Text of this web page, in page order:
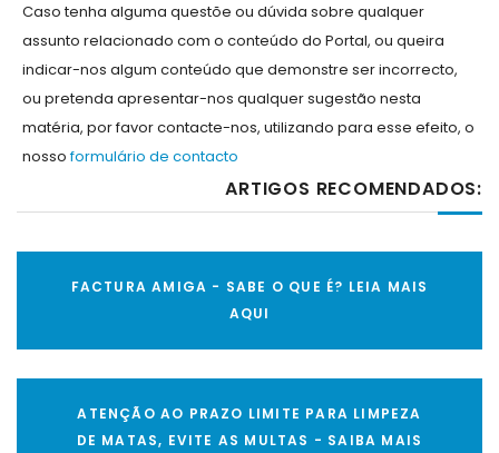
Caso tenha alguma questõe ou dúvida sobre qualquer
assunto relacionado com o conteúdo do Portal, ou queira
indicar-nos algum conteúdo que demonstre ser incorrecto,
ou pretenda apresentar-nos qualquer sugestão nesta
matéria, por favor contacte-nos, utilizando para esse efeito, o
nossoformulário de contacto
ARTIGOS RECOMENDADOS:
FACTURA AMIGA - SABE O QUE É? LEIA MAIS
AQUI
ATENÇÃO AO PRAZO LIMITE PARA LIMPEZA
DE MATAS, EVITE AS MULTAS - SAIBA MAIS